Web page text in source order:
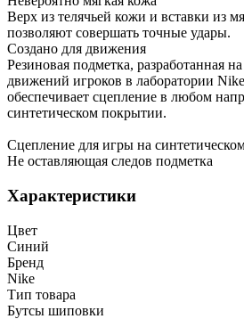
Верх из телячьей кожи и вставки из
позволяют совершать точные удары.
Создано для движения
Резиновая подметка, разработанная
движений игроков в лаборатории
обеспечивает сцепление в любом
синтетическом покрытии.
Сцепление для игры на
Не оставляющая следов подметка
Характеристики
Цвет
Синий
Бренд
Nike
Тип товара
Бутсы шиповки